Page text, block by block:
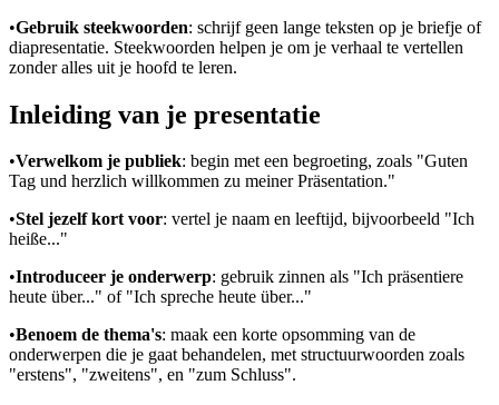
•Gebruik steekwoorden: schrijf geen lange teksten op je briefje of
diapresentatie. Steekwoorden helpen je om je verhaal te vertellen
zonder alles uit je hoofd te leren.
Inleiding van je presentatie
•Verwelkom je publiek: begin met een begroeting, zoals "Guten
Tag und herzlich willkommen zu meiner Präsentation."
•Stel jezelf kort voor: vertel je naam en leeftijd, bijvoorbeeld "Ich
heiße..."
•Introduceer je onderwerp: gebruik zinnen als "Ich präsentiere
heute über..." of "Ich spreche heute über..."
•Benoem de thema's: maak een korte opsomming van de
onderwerpen die je gaat behandelen, met structuurwoorden zoals
"erstens", "zweitens", en "zum Schluss".